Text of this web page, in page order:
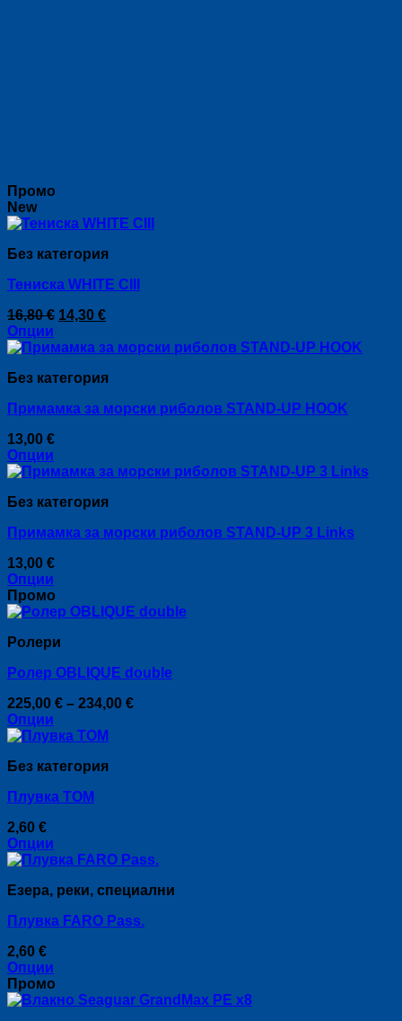
Промо
New
Без категория
Тениска WHITE CIII
16,80€ Original
was:
14,30 €Текущата
е:
Опции
This
has
variants.
options
may
be
on
the
product
page
Без категория
Примамка за морски риболов STAND-UP HOOK
13,00 €
Опции
This
has
variants.
options
may
be
chosen
the
product
page
Без категория
Примамка за морски риболов STAND-UP 3 Links
13,00 €
Опции
This
product
multiple
The
may
be
chosen
the
product
page
Промо
Ролери
Ролер OBLIQUE double
225,00 € – 234,00 €Price
Опции
This
has
variants.
options
may
be
on
the
product
page
Без категория
Плувка TOM
2,60 €
Опции
This
has
variants.
options
may
be
chosen
Езера, реки, специални
Плувка FARO Pass.
2,60 €
Опции
This
product
Промо